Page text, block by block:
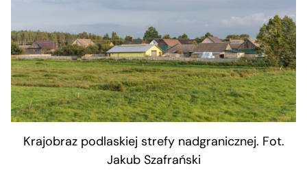
Krajobraz podlaskiej strefy nadgranicznej. Fot.
Jakub Szafrański